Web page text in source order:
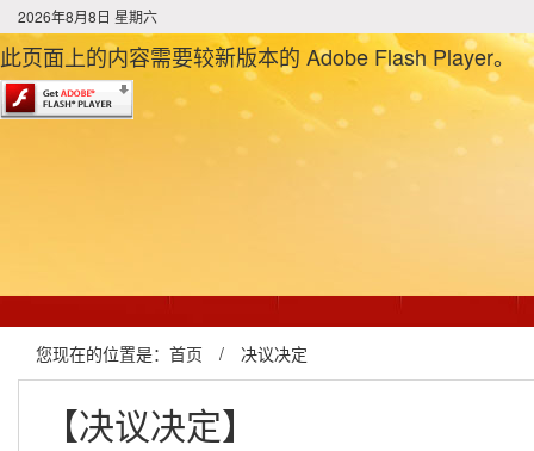
2026年8月8日 星期六
此页面上的内容需要较新版本的 Adobe Flash Player。
您现在的位置是： 首页 / 决议决定
【决议决定】